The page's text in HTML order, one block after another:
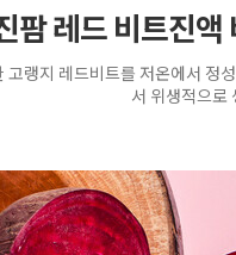
팜 레드 비트진
랭지 레드비트를 저온에서 정
서 위생적으로